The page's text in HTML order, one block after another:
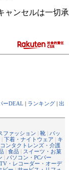
ャンセルは一切承
ーDEAL | ランキング | 出
ファッション | 靴 | バッ
| 下着・ナイトウェア | キ
ンタクトレンズ・介護
| 食品 | スイーツ・お菓
| パソコン・PCパー
TV・レコーダー・オーデ